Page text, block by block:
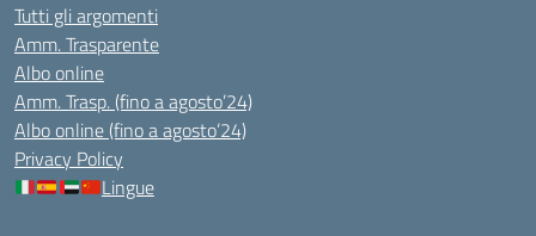
Tutti gli argomenti
Amm. Trasparente
Albo online
Amm. Trasp. (fino a agosto’24)
Albo online (fino a agosto’24)
Privacy Policy
Lingue